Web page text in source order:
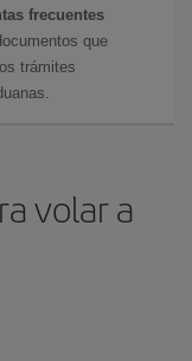
frecuentes
que
trámites
volar a